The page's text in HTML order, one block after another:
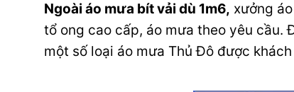
Ngoài áo mưa bít vải dù 1m6, xưởng
tổ ong cao cấp, áo mưa theo yêu cầu.
một số loại áo mưa Thủ Đô được